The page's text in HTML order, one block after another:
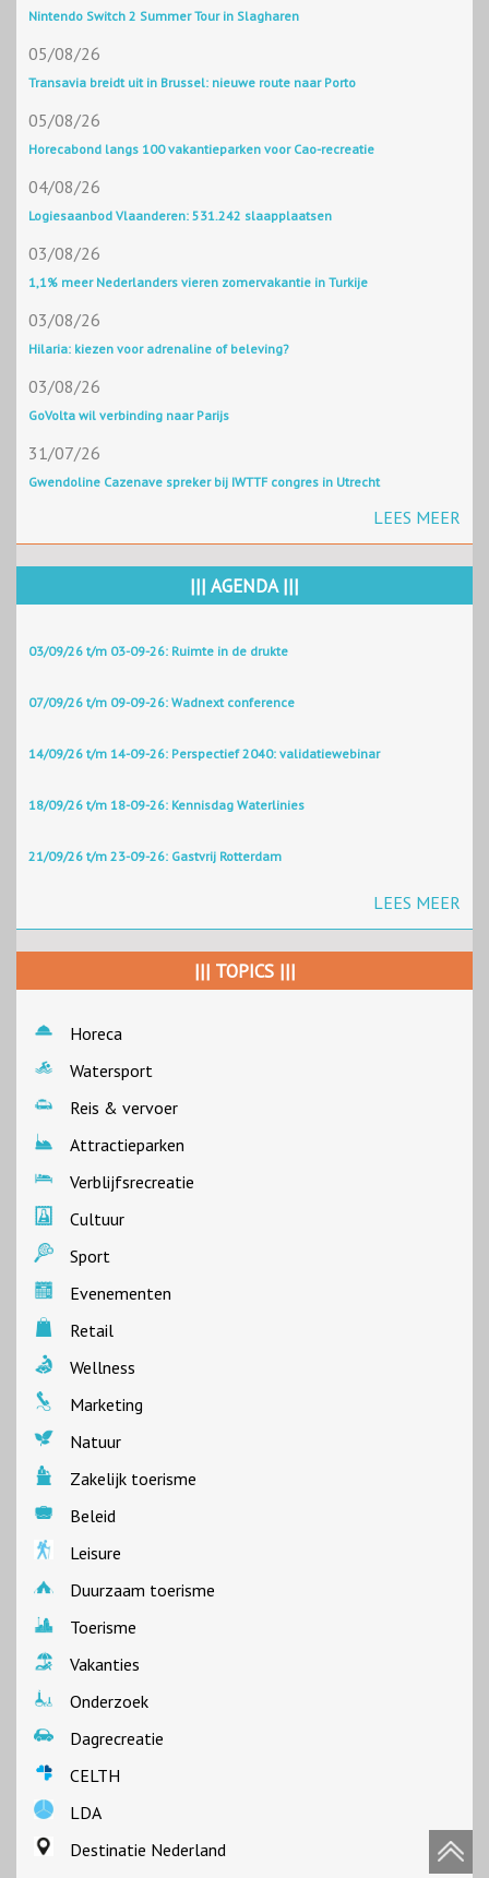
Nintendo Switch 2 Summer Tour in Slagharen
05/08/26
Transavia breidt uit in Brussel: nieuwe route naar Porto
05/08/26
Horecabond langs 100 vakantieparken voor Cao-recreatie
04/08/26
Logiesaanbod Vlaanderen: 531.242 slaapplaatsen
03/08/26
1,1% meer Nederlanders vieren zomervakantie in Turkije
03/08/26
Hilaria: kiezen voor adrenaline of beleving?
03/08/26
GoVolta wil verbinding naar Parijs
31/07/26
Gwendoline Cazenave spreker bij IWTTF congres in Utrecht
LEES MEER
||| AGENDA |||
03/09/26 t/m 03-09-26: Ruimte in de drukte
07/09/26 t/m 09-09-26: Wadnext conference
14/09/26 t/m 14-09-26: Perspectief 2040: validatiewebinar
18/09/26 t/m 18-09-26: Kennisdag Waterlinies
21/09/26 t/m 23-09-26: Gastvrij Rotterdam
LEES MEER
||| TOPICS |||
Horeca
Watersport
Reis & vervoer
Attractieparken
Verblijfsrecreatie
Cultuur
Sport
Evenementen
Retail
Wellness
Marketing
Natuur
Zakelijk toerisme
Beleid
Leisure
Duurzaam toerisme
Toerisme
Vakanties
Onderzoek
Dagrecreatie
CELTH
LDA
Destinatie Nederland